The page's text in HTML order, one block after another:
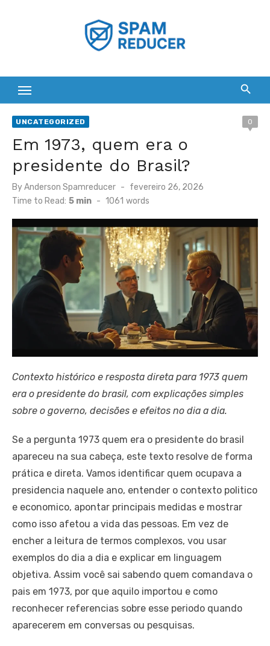
UNCATEGORIZED 0
Em 1973, quem era o
presidente do Brasil?
ByAnderson Spamreducer
Posted
on
fevereiro 26, 2026
Time to Read: 5 min - 1061 words
Contexto histórico e resposta direta para 1973 quem
era o presidente do brasil, com explicações simples
sobre o governo, decisões e efeitos no dia a dia.
Se a pergunta 1973 quem era o presidente do brasil
apareceu na sua cabeça, este texto resolve de forma
prática e direta. Vamos identificar quem ocupava a
presidencia naquele ano, entender o contexto politico
e economico, apontar principais medidas e mostrar
como isso afetou a vida das pessoas. Em vez de
encher a leitura de termos complexos, vou usar
exemplos do dia a dia e explicar em linguagem
objetiva. Assim você sai sabendo quem comandava o
pais em 1973, por que aquilo importou e como
reconhecer referencias sobre esse periodo quando
aparecerem em conversas ou pesquisas.